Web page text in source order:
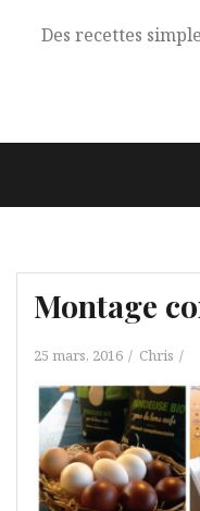
Des recettes
Montage
25 mars, 2016 Chris